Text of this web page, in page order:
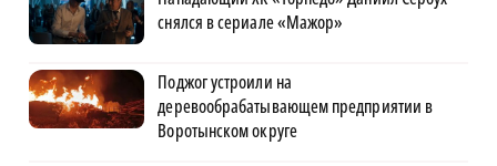
снялся в сериале «Мажор»
Поджог устроили на
деревообрабатывающем предприятии в
Воротынском округе